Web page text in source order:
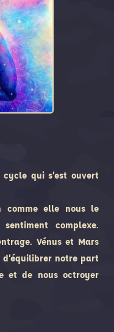
qui s’est ouvert
elle nous le
complexe.
Vénus et Mars
notre part
et de nous octroyer